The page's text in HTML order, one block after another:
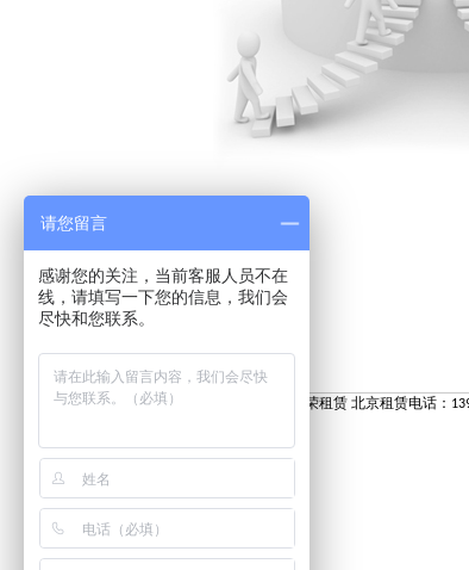
佰荣租赁 北京租赁电话：
请您留言
感谢您的关注，当前客服人员不在
线，请填写一下您的信息，我们会
尽快和您联系。